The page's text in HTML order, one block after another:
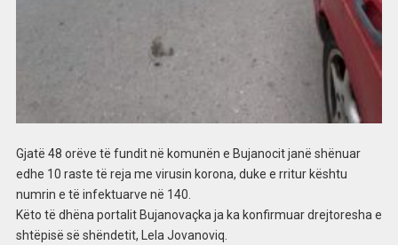
Gjatë 48 orëve të fundit në komunën e Bujanocit janë shënuar
edhe 10 raste të reja me virusin korona, duke e rritur kështu
numrin e të infektuarve në 140.
Këto të dhëna portalit Bujanovaçka ja ka konfirmuar drejtoresha e
shtëpisë së shëndetit, Lela Jovanoviq.